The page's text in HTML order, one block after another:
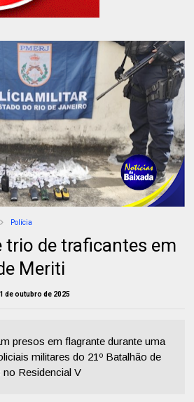
Polícia
trio de traficantes em
Meriti
de outubro de 2025
presos em flagrante durante uma
militares do 21º Batalhão de
Residencial V